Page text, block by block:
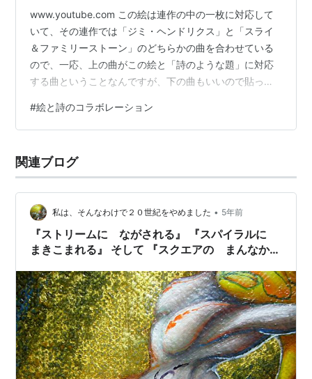
www.youtube.com この絵は連作の中の一枚に対応して
いて、その連作では「ジミ・ヘンドリクス」と「スライ
＆ファミリーストーン」のどちらかの曲を合わせている
ので、一応、上の曲がこの絵と「詩のような題」に対応
する曲ということなんですが、下の曲もいいので貼って
しますけどね） www.youtube.com ～～～～～～～～～
～～～～～～～～～～～～～～～～～～～～ ～～～～～
「詩のような題」＝「ポエティック・タイトル」
『Wake Up Again』 かのじょは いま ふたたび めざめた
#絵と詩のコラボレーション
関連ブログ
私は、そんなわけで２０世紀をやめました • 5年前
『ストリームに ながされる』 『スパイラルに
まきこまれる』 そして 『スクエアの まんなか